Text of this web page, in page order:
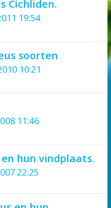
Cichliden.
19:54
soorten
10:21
11:46
hun vindplaats.
22:25